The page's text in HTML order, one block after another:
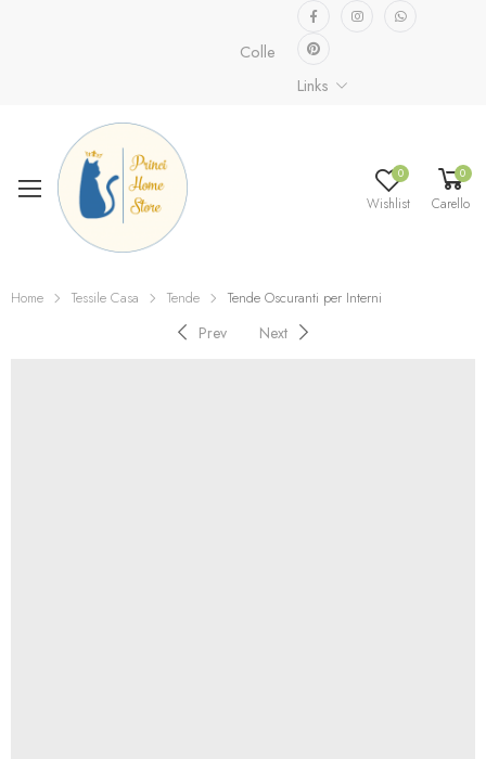
Collezione speciale già disponibile.
Links
0
Wishlist
0
Carello
Home Tessile Casa Tende Tende Oscuranti per Interni
Prev Next